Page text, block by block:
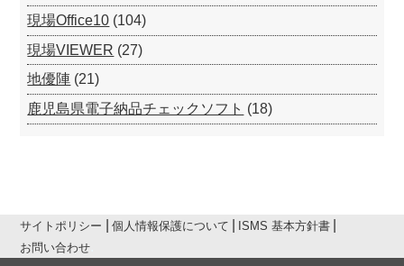
現場Office10 (104)
現場VIEWER (27)
地優陣 (21)
鹿児島県電子納品チェックソフト (18)
サイトポリシー 個人情報保護について
ISMS 基本方針書
お問い合わせ